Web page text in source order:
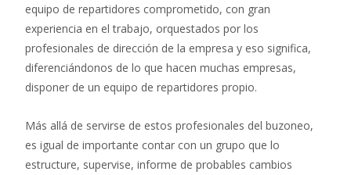
equipo de repartidores comprometido, con gran
experiencia en el trabajo, orquestados por los
profesionales de dirección de la empresa y eso significa,
diferenciándonos de lo que hacen muchas empresas,
disponer de un equipo de repartidores propio.
Más allá de servirse de estos profesionales del buzoneo,
es igual de importante contar con un grupo que lo
estructure, supervise, informe de probables cambios